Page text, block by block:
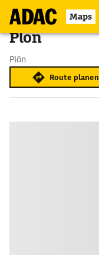
Maps
Plön
Plön
Route planen